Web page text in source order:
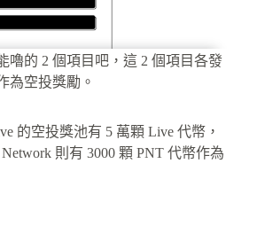
嚕的 2 個項目吧，這 2 個項目各發
為空投獎勵。
的空投獎池有 5 萬顆 Live 代幣，
則有 3000 顆 PNT 代幣作為